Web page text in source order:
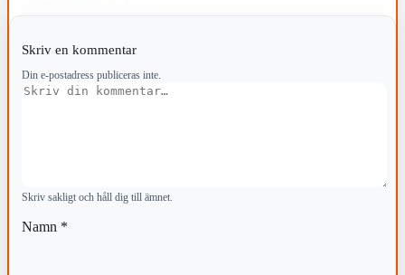
Skriv en kommentar
Din e-postadress publiceras inte.
Kommentar
Skriv sakligt och håll dig till ämnet.
Namn *